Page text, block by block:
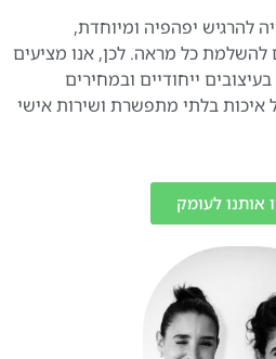
להרגיש יפהפיה ומיוחדת,
להשלמת כל מראה. לכן, אנו מציעים
ייחודיים ובמחירים
איכות בלתי מתפשרת ושירות אישי
אותנו לעומק